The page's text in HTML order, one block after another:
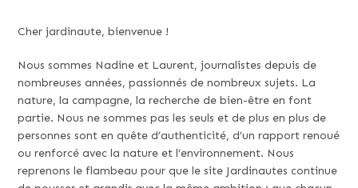
Cher jardinaute, bienvenue !
Nous sommes Nadine et Laurent, journalistes depuis de
nombreuses années, passionnés de nombreux sujets. La
nature, la campagne, la recherche de bien-être en font
partie. Nous ne sommes pas les seuls et de plus en plus de
personnes sont en quête d’authenticité, d’un rapport renoué
ou renforcé avec la nature et l’environnement. Nous
reprenons le flambeau pour que le site Jardinautes continue